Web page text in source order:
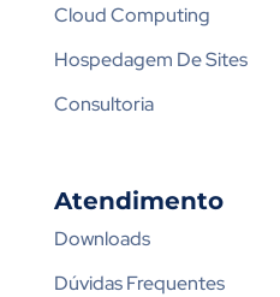
Cloud Computing
Hospedagem De Sites
Consultoria
Atendimento
Downloads
Dúvidas Frequentes